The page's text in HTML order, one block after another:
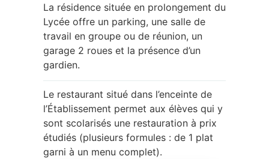
La résidence située en prolongement du
Lycée offre un parking, une salle de
travail en groupe ou de réunion, un
garage 2 roues et la présence d’un
gardien.
Le restaurant situé dans l’enceinte de
l’Établissement permet aux élèves qui y
sont scolarisés une restauration à prix
étudiés (plusieurs formules : de 1 plat
garni à un menu complet).